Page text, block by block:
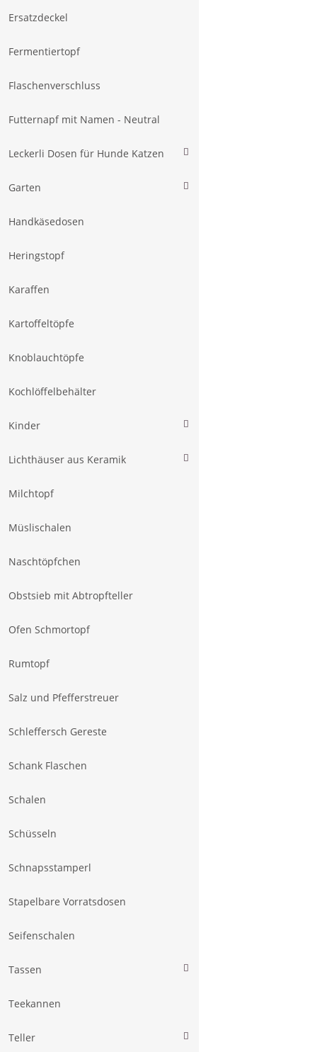
Ersatzdeckel
Fermentiertopf
Flaschenverschluss
Futternapf mit Namen - Neutral
Leckerli Dosen für Hunde Katzen
Garten
Handkäsedosen
Heringstopf
Karaffen
Kartoffeltöpfe
Knoblauchtöpfe
Kochlöffelbehälter
Kinder
Lichthäuser aus Keramik
Milchtopf
Müslischalen
Naschtöpfchen
Obstsieb mit Abtropfteller
Ofen Schmortopf
Rumtopf
Salz und Pfefferstreuer
Schleffersch Gereste
Schank Flaschen
Schalen
Schüsseln
Schnapsstamperl
Stapelbare Vorratsdosen
Seifenschalen
Tassen
Teekannen
Teller